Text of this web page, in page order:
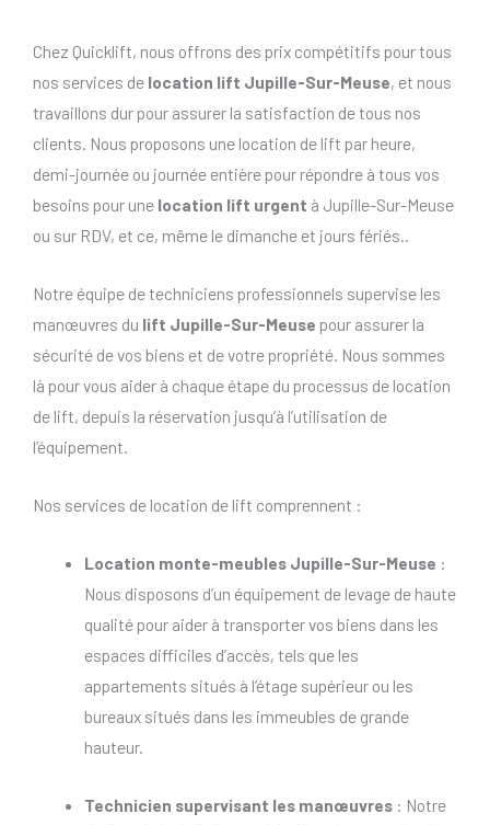
Chez Quicklift, nous offrons des prix compétitifs pour tous
nos services de location lift Jupille-Sur-Meuse, et nous
travaillons dur pour assurer la satisfaction de tous nos
clients. Nous proposons une location de lift par heure,
demi-journée ou journée entière pour répondre à tous vos
besoins pour une location lift urgent à Jupille-Sur-Meuse
ou sur RDV, et ce, même le dimanche et jours fériés..
Notre équipe de techniciens professionnels supervise les
manœuvres du lift Jupille-Sur-Meuse pour assurer la
sécurité de vos biens et de votre propriété. Nous sommes
là pour vous aider à chaque étape du processus de location
de lift, depuis la réservation jusqu’à l’utilisation de
l’équipement.
Nos services de location de lift comprennent :
Location monte-meubles Jupille-Sur-Meuse :
Nous disposons d’un équipement de levage de haute
qualité pour aider à transporter vos biens dans les
espaces difficiles d’accès, tels que les
appartements situés à l’étage supérieur ou les
bureaux situés dans les immeubles de grande
hauteur.
Technicien supervisant les manœuvres: Notre